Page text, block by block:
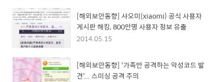
[해외보안동향] 샤오미(xiaomi) 공식 사용자
게시판 해킹, 800만명 사용자 정보 유출
2014.05.15
[해외보안동향] '가족만 공격하는 악성코드 발
견'... 스미싱 공격 주의